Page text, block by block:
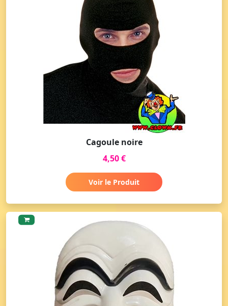
Cagoule noire
4,50 €
Voir le Produit